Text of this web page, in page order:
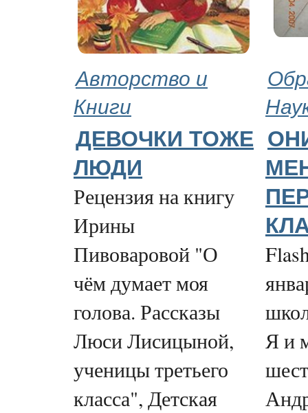
Авторство и
Книги
ДЕВОЧКИ ТОЖЕ
ЛЮДИ
Рецензия на книгу
Ирины
Пивоваровой "О
чём думает моя
голова. Рассказы
Люси Лисицыной,
ученицы третьего
класса", Детская
Я и